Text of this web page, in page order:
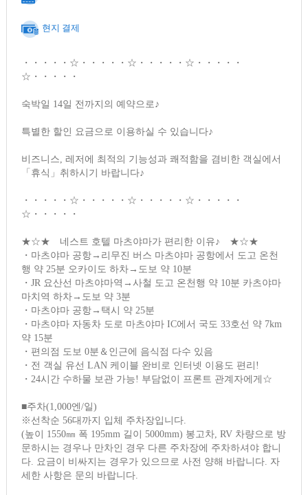
현지 결제
・・・・・☆・・・・・☆・・・・・☆・・・・・
☆・・・・・
숙박일 14일 전까지의 예약으로♪
특별한 할인 요금으로 이용하실 수 있습니다♪
비즈니스, 레저에 최적의 기능성과 쾌적함을 겸비한 객실에서
「휴식」취하시기 바랍니다♪
・・・・・☆・・・・・☆・・・・・☆・・・・・
☆・・・・・
★☆★ 네스트 호텔 마츠야마가 편리한 이유♪ ★☆★
・마츠야마 공항→리무진 버스 마츠야마 공항에서 도고 온천
행 약 25분 오카이도 하차→도보 약 10분
・JR 요산선 마츠야마역→사철 도고 온천행 약 10분 카츠야마
마치역 하차→도보 약 3분
・마츠야마 공항→택시 약 25분
・마츠야마 자동차 도로 마츠야마 IC에서 국도 33호선 약 7km
약 15분
・편의점 도보 0분＆인근에 음식점 다수 있음
・전 객실 유선 LAN 케이블 완비로 인터넷 이용도 편리!
・24시간 수하물 보관 가능! 부담없이 프론트 관계자에게☆
■주차(1,000엔/일)
※선착순 56대까지 입체 주차장입니다.
(높이 1550㎜ 폭 195mm 길이 5000mm) 봉고차, RV 차량으로 방
문하시는 경우나 만차인 경우 다른 주차장에 주차하셔야 합니
다. 요금이 비싸지는 경우가 있으므로 사전 양해 바랍니다. 자
세한 사항은 문의 바랍니다.